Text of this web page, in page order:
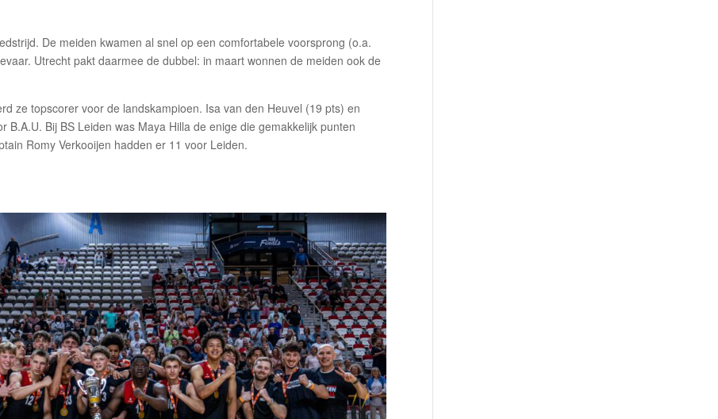
De meiden kwamen al snel op een comfortabele voorsprong (o.a.
Utrecht pakt daarmee de dubbel: in maart wonnen de meiden ook de
ze topscorer voor de landskampioen. Isa van den Heuvel (19 pts) en
Bij BS Leiden was Maya Hilla de enige die gemakkelijk punten
Romy Verkooijen hadden er 11 voor Leiden.